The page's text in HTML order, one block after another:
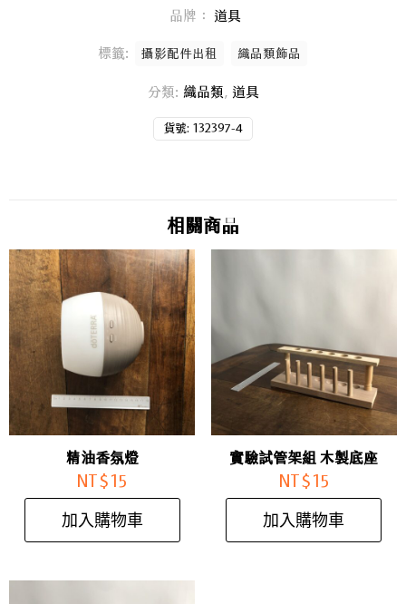
貨號: 132397-4
分類: 織品類 , 道具
標籤: 攝影配件出租 織品類飾品
品牌： 道具
相關商品
精油香氛燈
NT$ 15
加入購物車
實驗試管架組 木製底座
NT$ 15
加入購物車